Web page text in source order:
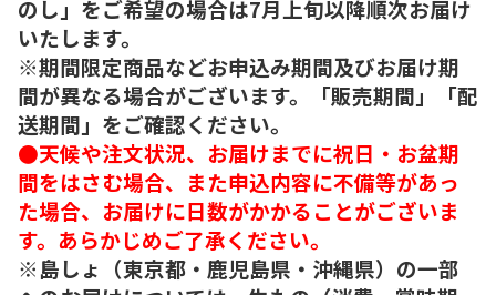
のし」をご希望の場合は7月上旬以降順次お届け
いたします。
※期間限定商品などお申込み期間及びお届け期
間が異なる場合がございます。「販売期間」「配
送期間」をご確認ください。
●天候や注文状況、お届けまでに祝日・お盆期
間をはさむ場合、また申込内容に不備等があっ
た場合、お届けに日数がかかることがございま
す。あらかじめご了承ください。
※島しょ（東京都・鹿児島県・沖縄県）の一部